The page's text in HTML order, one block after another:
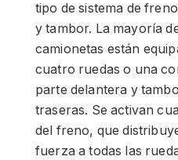
tipo de sistema de
y tambor. La mayoría
camionetas están
cuatro ruedas o una
parte delantera y
traseras. Se activan
del freno, que
fuerza a todas las